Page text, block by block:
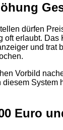
dürfen
erlaubt.
und
Vorbild
Euro